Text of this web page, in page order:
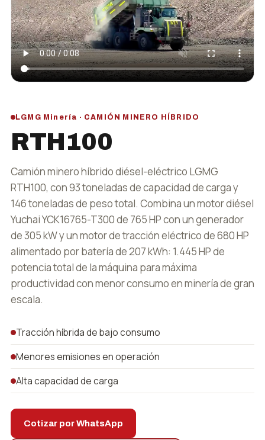
LGMG Minería · CAMIÓN MINERO HÍBRIDO
RTH100
Camión minero híbrido diésel-eléctrico LGMG
RTH100, con 93 toneladas de capacidad de carga y
146 toneladas de peso total. Combina un motor diésel
Yuchai YCK16765-T300 de 765 HP con un generador
de 305 kW y un motor de tracción eléctrico de 680 HP
alimentado por batería de 207 kWh: 1.445 HP de
potencia total de la máquina para máxima
productividad con menor consumo en minería de gran
escala.
Tracción híbrida de bajo consumo
Menores emisiones en operación
Alta capacidad de carga
Cotizar por WhatsApp